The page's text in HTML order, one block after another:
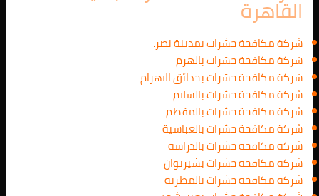
القاهرة
شركة مكافحة حشرات بمدينة نصر.
شركة مكافحة حشرات بالهرم
شركة مكافحة حشرات بحدائق الاهرام
شركة مكافحة حشرات بالسلام
شركة مكافحة حشرات بالمقطم
شركة مكافحة حشرات بالعباسية
شركة مكافحة حشرات بالدراسة
شركة مكافحة حشرات بشيرتوان
شركة مكافحة حشرات بالمطرية